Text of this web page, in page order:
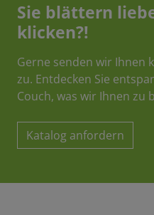
Sie blättern
klicken?!
Gerne senden wir Ihnen
zu. Entdecken Sie
Couch, was wir Ihnen zu
Katalog anfordern